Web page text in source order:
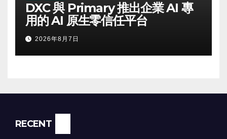
DXC 與 Primary 推出企業 AI 專
用的 AI 原生零信任平台
2026年8月7日
RECENT